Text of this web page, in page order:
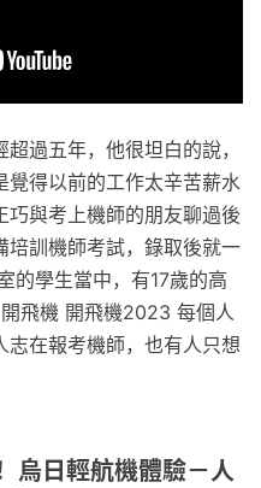
過五年，他很坦白的說，
得以前的工作太辛苦薪水
巧與考上機師的朋友聊過後
培訓機師考試，錄取後就一
的學生當中，有17歲的高
飛機 開飛機2023 每個人
志在報考機師，也有人只想
烏日輕航機體驗－人